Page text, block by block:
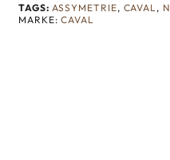
TAGS: ASSYMETRIE, CAVAL ,
MARKE:CAVAL